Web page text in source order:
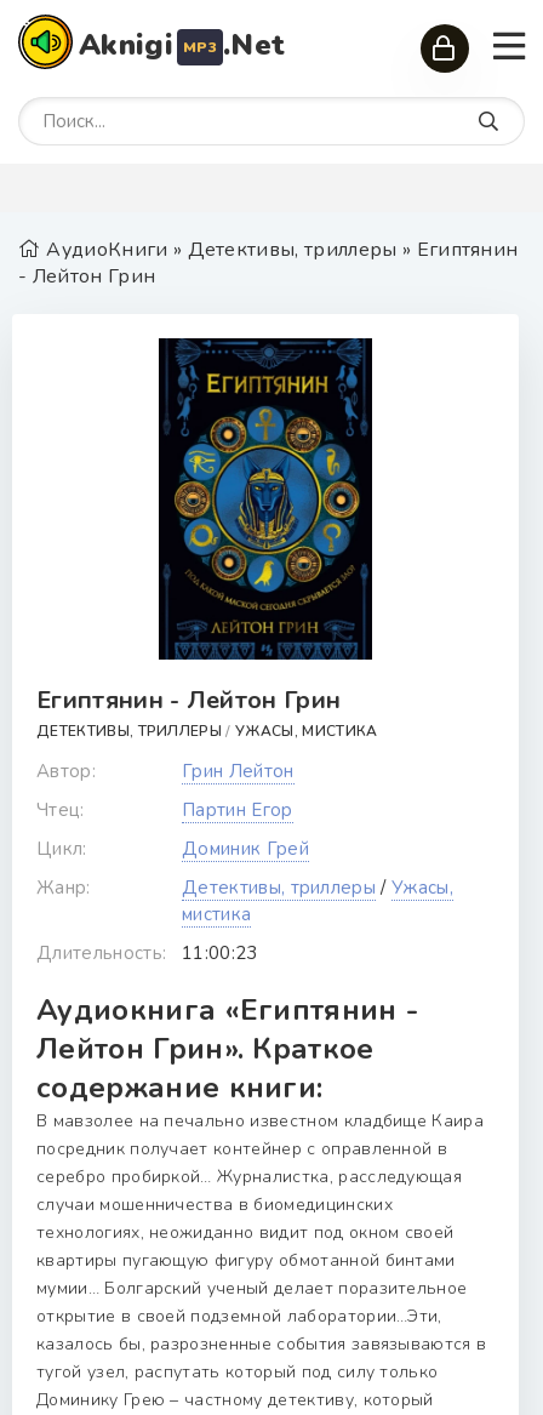
Aknigi MP3 .Net
АудиоКниги » Детективы, триллеры » Египтянин
- Лейтон Грин
Египтянин - Лейтон Грин
ДЕТЕКТИВЫ, ТРИЛЛЕРЫ /УЖАСЫ, МИСТИКА
Автор:
Грин Лейтон
Чтец:
Партин Егор
Цикл:
Доминик Грей
Жанр:
Детективы, триллеры /Ужасы,
мистика
Длительность:
11:00:23
Аудиокнига «Египтянин -
Лейтон Грин». Краткое
содержание книги:
В мавзолее на печально известном кладбище Каира
посредник получает контейнер с оправленной в
серебро пробиркой… Журналистка, расследующая
случаи мошенничества в биомедицинских
технологиях, неожиданно видит под окном своей
квартиры пугающую фигуру обмотанной бинтами
мумии… Болгарский ученый делает поразительное
открытие в своей подземной лаборатории…Эти,
казалось бы, разрозненные события завязываются в
тугой узел, распутать который под силу только
Доминику Грею – частному детективу, который